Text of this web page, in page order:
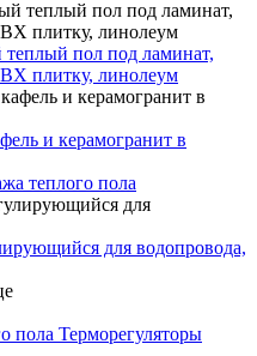
пол под ламинат,
плитку, линолеум
и керамогранит в
теплого пола
для водопровода,
Терморегуляторы